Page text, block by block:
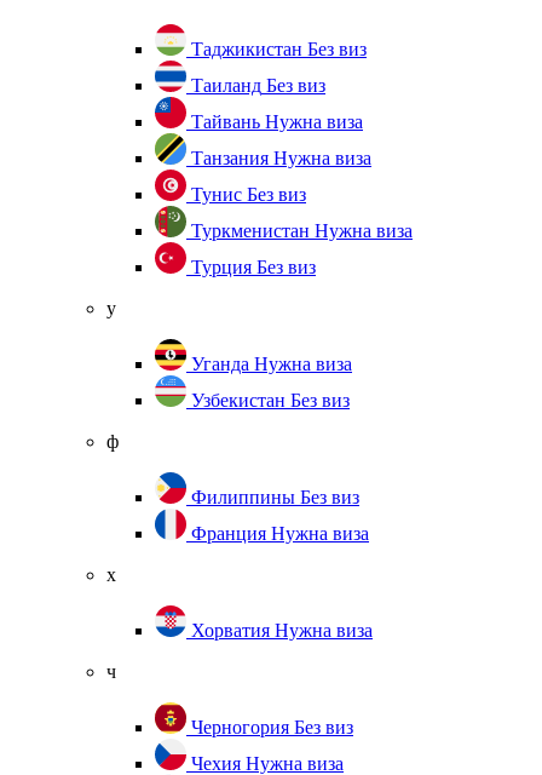
Таджикистан Без виз
Таиланд Без виз
Тайвань Нужна виза
Танзания Нужна виза
Тунис Без виз
Туркменистан Нужна виза
Турция Без виз
у
Уганда Нужна виза
Узбекистан Без виз
ф
Филиппины Без виз
Франция Нужна виза
х
Хорватия Нужна виза
ч
Черногория Без виз
Чехия Нужна виза